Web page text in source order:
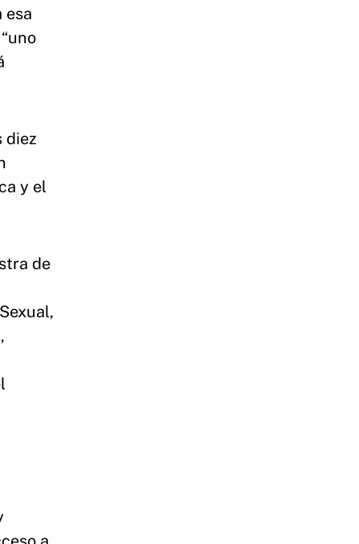
esa
diez
y el
de